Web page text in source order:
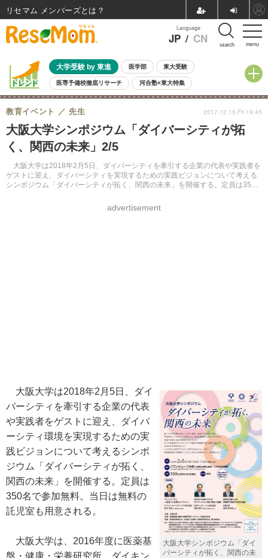
menu
Language
JP / CN search
大学受験 by 東進 医学部 東大受験
医専予備校徹底リサーチ 河合塾×東大特集
親子で考える大学選び 高校受験 中学受験 小学校受験
共通テスト 夏休み
8月開催イベント・WS 全国公立高校 過去問 人気記事
自由研究教材（小学生向け） 自由研究教材（中学生向け）
大阪大学シンポジウム「ダイバーシティが拓
く、関西の未来」2/5
大阪大学は2018年2月5日、ダイバーシティを牽引する企業の代表や実践者を
ゲストに迎え、ダイバーシティを実現するための実践ビジョンについて考える
シンポジウム「ダイバーシティが拓く、関西の未来」を開催する。定員は350
教育イベント 先生
advertisement
2017.12.15 Fri 19:45
大阪大学シンポジウム「ダイ
バーシティが拓く、関西の未
大阪大学は2018年2月5日、ダイ
バーシティを牽引する企業の代表
や実践者をゲストに迎え、ダイバ
ーシティ環境を実現するための実
践ビジョンについて考えるシンポ
ジウム「ダイバーシティが拓く、
関西の未来」を開催する。定員は
350名で参加無料。当日は無料の
託児室も用意される。
大阪大学は、2016年度に医薬基
盤・健康・栄養研究所、ダイキン
リセマム メンバーズ